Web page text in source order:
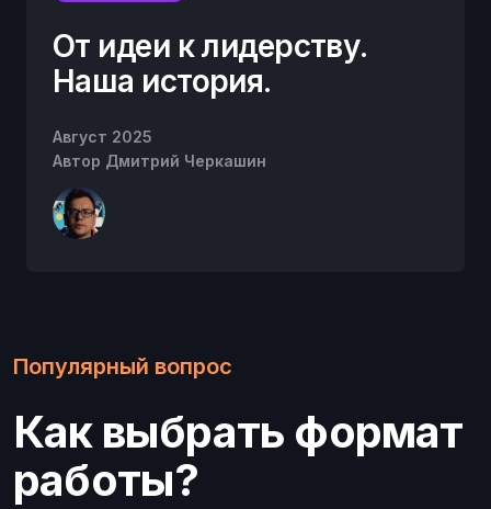
От идеи к лидерству.
Наша история.
Август 2025
Автор Дмитрий Черкашин
Популярный вопрос
Как выбрать формат
работы?